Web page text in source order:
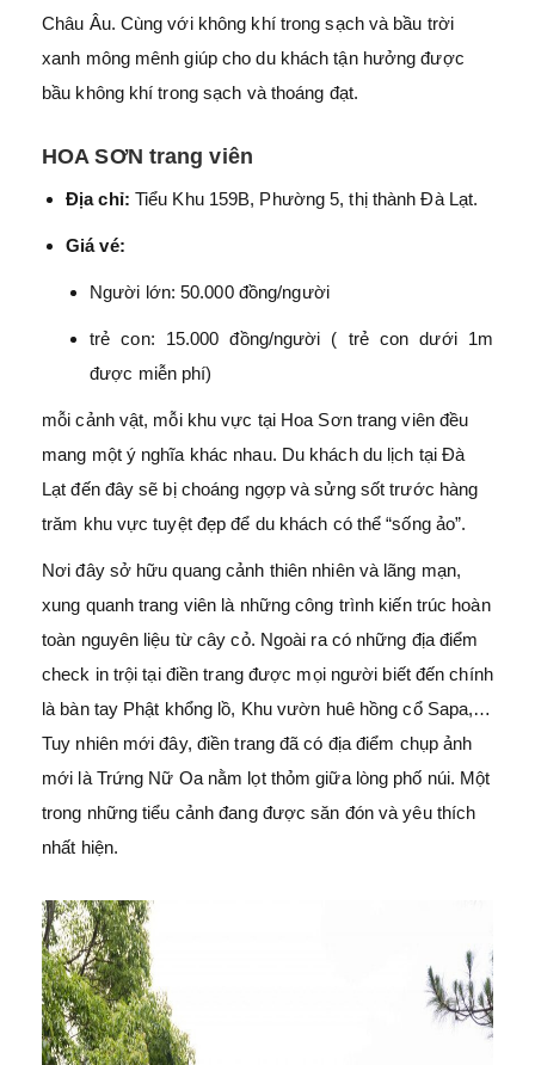
Châu Âu. Cùng với không khí trong sạch và bầu trời
xanh mông mênh giúp cho du khách tận hưởng được
bầu không khí trong sạch và thoáng đạt.
HOA SƠN trang viên
Địa chỉ: Tiểu Khu 159B, Phường 5, thị thành Đà Lạt.
Giá vé:
Người lớn: 50.000 đồng/người
trẻ con: 15.000 đồng/người ( trẻ con dưới 1m
được miễn phí)
mỗi cảnh vật, mỗi khu vực tại Hoa Sơn trang viên đều
mang một ý nghĩa khác nhau. Du khách du lịch tại Đà
Lạt đến đây sẽ bị choáng ngợp và sửng sốt trước hàng
trăm khu vực tuyệt đẹp để du khách có thể “sống ảo”.
Nơi đây sở hữu quang cảnh thiên nhiên và lãng mạn,
xung quanh trang viên là những công trình kiến trúc hoàn
toàn nguyên liệu từ cây cỏ. Ngoài ra có những địa điểm
check in trội tại điền trang được mọi người biết đến chính
là bàn tay Phật khổng lồ, Khu vườn huê hồng cổ Sapa,…
Tuy nhiên mới đây, điền trang đã có địa điểm chụp ảnh
mới là Trứng Nữ Oa nằm lọt thỏm giữa lòng phố núi. Một
trong những tiểu cảnh đang được săn đón và yêu thích
nhất hiện.